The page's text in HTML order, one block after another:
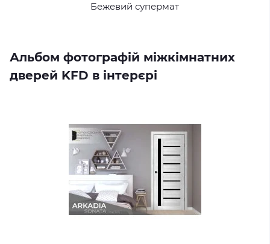
Бежевий супермат
Альбом фотографій міжкімнатних
дверей KFD в інтерєрі